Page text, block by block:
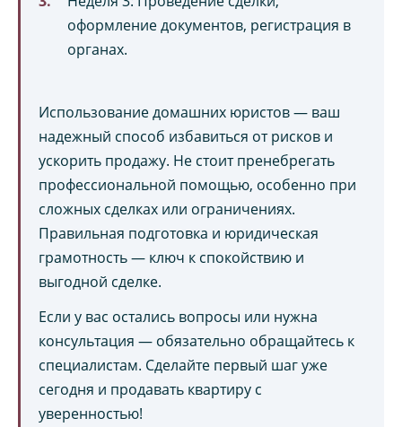
оформление документов, регистрация в
органах.
Использование домашних юристов — ваш
надежный способ избавиться от рисков и
ускорить продажу. Не стоит пренебрегать
профессиональной помощью, особенно при
сложных сделках или ограничениях.
Правильная подготовка и юридическая
грамотность — ключ к спокойствию и
выгодной сделке.
Если у вас остались вопросы или нужна
консультация — обязательно обращайтесь к
специалистам. Сделайте первый шаг уже
сегодня и продавать квартиру с
уверенностью!